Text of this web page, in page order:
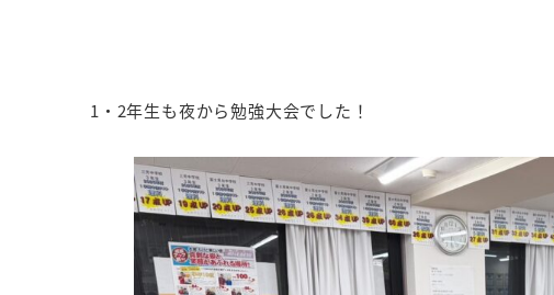
1・2年生も夜から勉強大会でした！